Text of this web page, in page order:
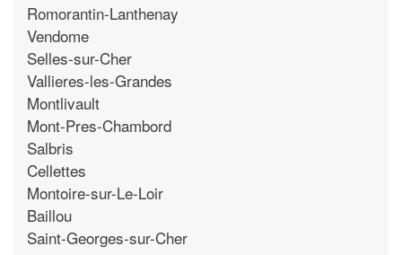
Romorantin-Lanthenay
Vendome
Selles-sur-Cher
Vallieres-les-Grandes
Montlivault
Mont-Pres-Chambord
Salbris
Cellettes
Montoire-sur-Le-Loir
Baillou
Saint-Georges-sur-Cher